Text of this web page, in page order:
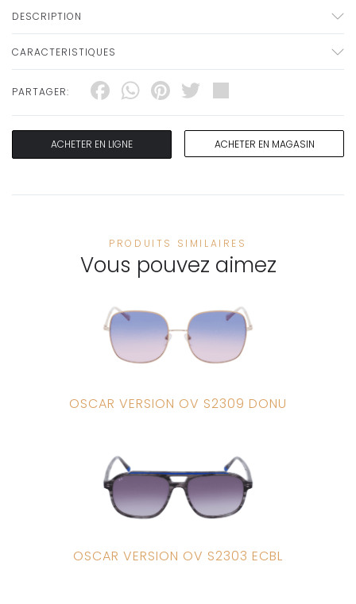
DESCRIPTION
CARACTERISTIQUES
PARTAGER: Facebook
WhatsApp
Pinterest
Twitter
ACHETER EN LIGNE ACHETER EN MAGASIN
PRODUITS SIMILAIRES
Vous pouvez aimez
OSCAR VERSION OV S2309 DONU
OSCAR VERSION OV S2303 ECBL